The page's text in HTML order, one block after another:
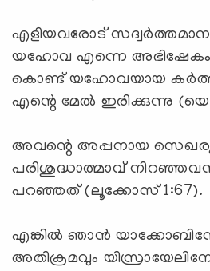
എളിയവരോട്
യഹോവ എന്നെ അഭിഷേകം
കൊണ്ട് യഹോവയായ
എന്റെ മേല്‍ ഇരിക്കുന്നു
അവന്റെ അപ്പനായ
പരിശുദ്ധാത്മാവ്
പറഞ്ഞത് (ലൂക്കോസ് 1:67).
എങ്കില്‍ ഞാന്‍
അതിക്രമവും